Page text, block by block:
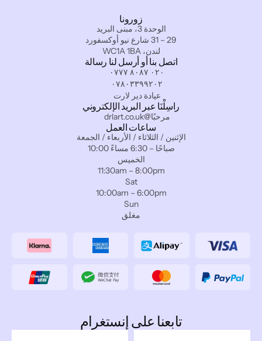
زورونا
الوحدة 3، مبنى البريد
29 – 31 شارع نيو أوكسفورد
لندن، WC1A 1BA
اتصل بنا أو أرسل لنا رسالة
٠٢٠ ٨٠٨٧ ٠٧٧٧
٠٧٨٠٣٣٩٩٢٠٢
عيادة دير لارت
راسِلْنَا عبر البريد الإلكتروني
مرحبًا@drlart.co.uk
ساعات العمل
الإثنين / الثلاثاء / الأربعاء / الجمعة
10:00 صباحًا – 6:30 مساءً
الخميس
11:30am – 8:00pm
Sat
10:00am – 6:00pm
Sun
مغلق
تابعنا على إنستغرام